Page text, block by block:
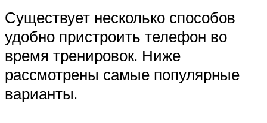
Существует несколько способов
удобно пристроить телефон во
время тренировок. Ниже
рассмотрены самые популярные
варианты.